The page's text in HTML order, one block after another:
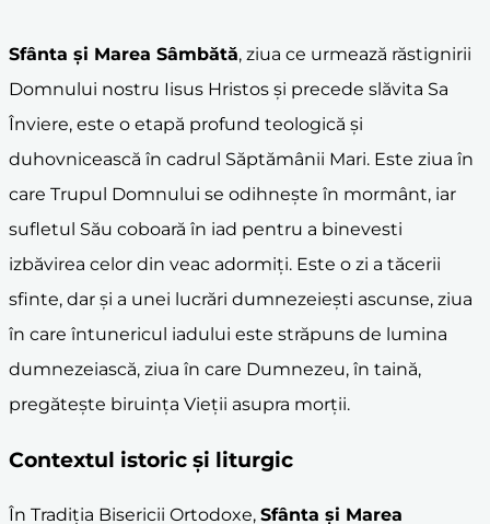
Sfânta și Marea Sâmbătă, ziua ce urmează răstignirii
Domnului nostru Iisus Hristos și precede slăvita Sa
Înviere, este o etapă profund teologică și
duhovnicească în cadrul Săptămânii Mari. Este ziua în
care Trupul Domnului se odihnește în mormânt, iar
sufletul Său coboară în iad pentru a binevesti
izbăvirea celor din veac adormiți. Este o zi a tăcerii
sfinte, dar și a unei lucrări dumnezeiești ascunse, ziua
în care întunericul iadului este străpuns de lumina
dumnezeiască, ziua în care Dumnezeu, în taină,
pregătește biruința Vieții asupra morții.
Contextul istoric și liturgic
În Tradiția Bisericii Ortodoxe, Sfânta și Marea